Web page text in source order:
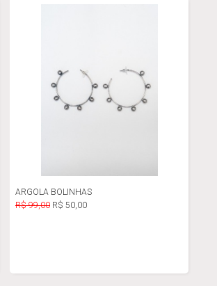
ARGOLA BOLINHAS
R$ 99,00R$ 50,00